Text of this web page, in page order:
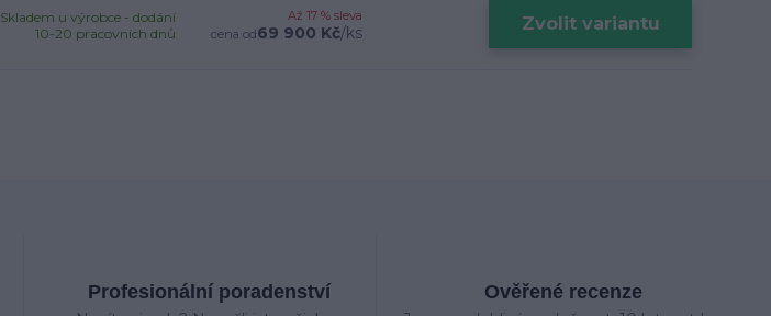
Až 17 % sleva
cena od69 900 Kč/ks
Skladem u výrobce - dodání
10-20 pracovních dnů
Zvolit variantu
Profesionální poradenství Ověřené recenze